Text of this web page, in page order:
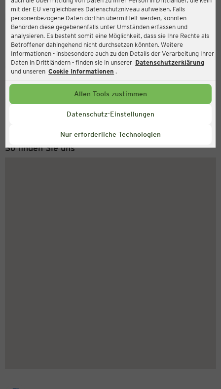
mit der EU vergleichbares Datenschutzniveau aufweisen. Falls
personenbezogene Daten dorthin übermittelt werden, könnten
Behörden diese gegebenenfalls unter Umständen erfassen und
analysieren. Es besteht somit eine Möglichkeit, dass sie Ihre Rechte als
Betroffener dahingehend nicht durchsetzen könnten. Weitere
Informationen - insbesondere auch zu den Details der Verarbeitung Ihrer
Daten in Drittländern - finden sie in unserer Datenschutzerklärung
und unseren Cookie Informationen .
Allen Tools zustimmen
Datenschutz-Einstellungen
Nur erforderliche Technologien
Ernsting's family
Münchener Str. 31, 47249 Duisburg
Aktuell:
Geschlossen
Service Hotline
+43 (0) 1 2675 502
So finden Sie uns